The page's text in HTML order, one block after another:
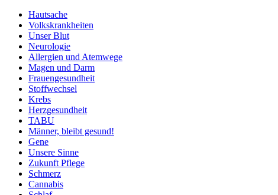
Hautsache
Volkskrankheiten
Unser Blut
Neurologie
Allergien und Atemwege
Magen und Darm
Frauengesundheit
Stoffwechsel
Krebs
Herzgesundheit
TABU
Männer, bleibt gesund!
Gene
Unsere Sinne
Zukunft Pflege
Schmerz
Cannabis